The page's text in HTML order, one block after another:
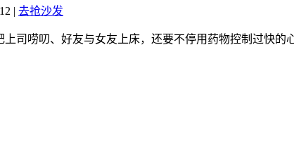
| 去抢沙发
司唠叨、好友与女友上床，还要不停用药物控制过快